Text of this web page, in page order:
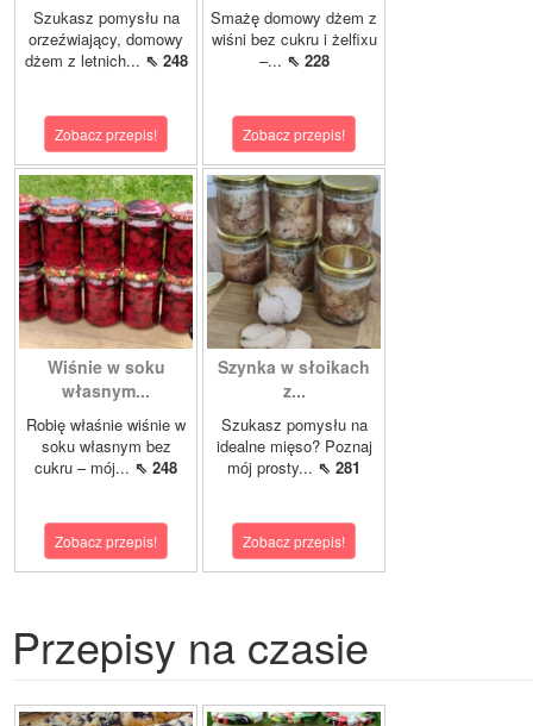
Szukasz pomysłu na
orzeźwiający, domowy
dżem z letnich... ⇖ 248
Zobacz przepis!
Smażę domowy dżem z
wiśni bez cukru i żelfixu
–... ⇖ 228
Zobacz przepis!
Wiśnie w soku
własnym...
Robię właśnie wiśnie w
soku własnym bez
cukru – mój... ⇖ 248
Zobacz przepis!
Szynka w słoikach
z...
Szukasz pomysłu na
idealne mięso? Poznaj
mój prosty... ⇖ 281
Zobacz przepis!
Przepisy na czasie